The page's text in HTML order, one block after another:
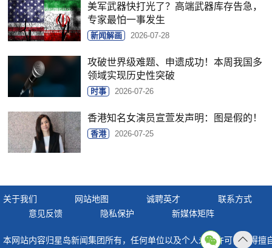
美军武器快打光了？高端武器库存告急，
专家最怕一事发生
新闻解画 2026-07-28
攻破世界级难题、申遗成功！本周我国多
领域实现历史性突破
时事 2026-07-26
香港知名女演员宣萱发声明：图是假的！
香港 2026-07-25
关于我们 网站地图 诚聘英才
联系方式
意见反馈
隐私保护 新媒体矩阵
本网站内容归星岛新闻集团所有，任何单位以及个人未经许可，不得擅